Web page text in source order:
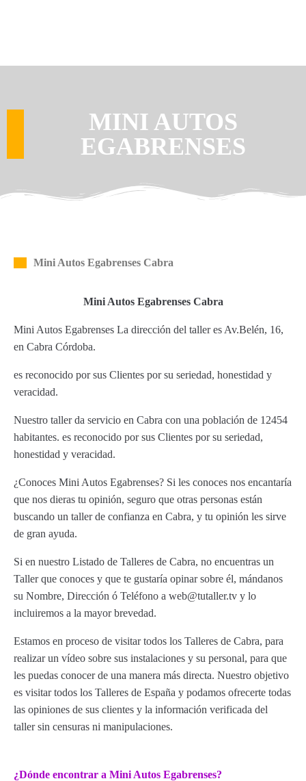
MINI AUTOS
EGABRENSES
Mini Autos Egabrenses Cabra
Mini Autos Egabrenses Cabra
Mini Autos Egabrenses La dirección del taller es Av.Belén, 16,
en Cabra Córdoba.
es reconocido por sus Clientes por su seriedad, honestidad y
veracidad.
Nuestro taller da servicio en Cabra con una población de 12454
habitantes. es reconocido por sus Clientes por su seriedad,
honestidad y veracidad.
¿Conoces Mini Autos Egabrenses? Si les conoces nos encantaría
que nos dieras tu opinión, seguro que otras personas están
buscando un taller de confianza en Cabra, y tu opinión les sirve
de gran ayuda.
Si en nuestro Listado de Talleres de Cabra, no encuentras un
Taller que conoces y que te gustaría opinar sobre él, mándanos
su Nombre, Dirección ó Teléfono a web@tutaller.tv y lo
incluiremos a la mayor brevedad.
Estamos en proceso de visitar todos los Talleres de Cabra, para
realizar un vídeo sobre sus instalaciones y su personal, para que
les puedas conocer de una manera más directa. Nuestro objetivo
es visitar todos los Talleres de España y podamos ofrecerte todas
las opiniones de sus clientes y la información verificada del
taller sin censuras ni manipulaciones.
¿Dónde encontrar a Mini Autos Egabrenses?